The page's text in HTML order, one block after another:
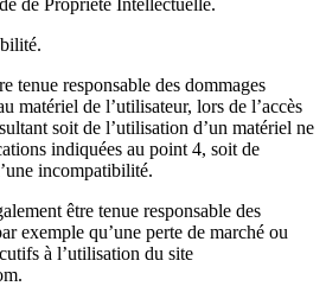
tenue responsable des dommages
matériel de l’utilisateur, lors de l’accès
soit de l’utilisation d’un matériel ne
indiquées au point 4, soit de
incompatibilité.
être tenue responsable des
exemple qu’une perte de marché ou
à l’utilisation du site